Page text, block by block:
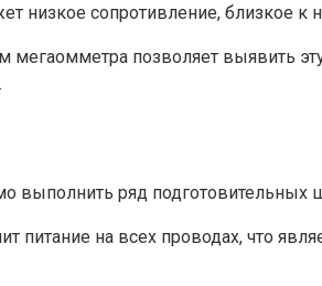
низкое сопротивление, близкое к
позволяет выявить
выполнить ряд подготовительных
питание на всех проводах, что